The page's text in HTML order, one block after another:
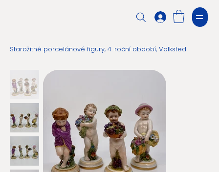
Starožitné porcelánové figury, 4. roční období, Volksted